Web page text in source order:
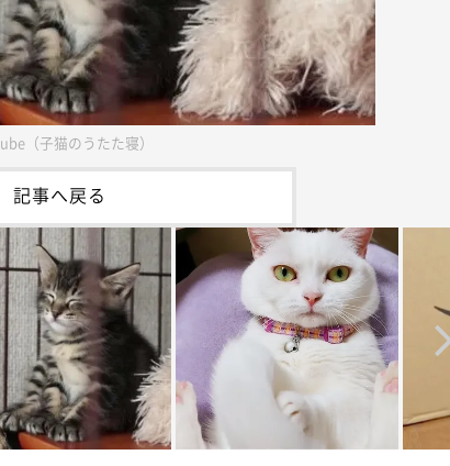
（子猫のうたた寝）
記事へ戻る